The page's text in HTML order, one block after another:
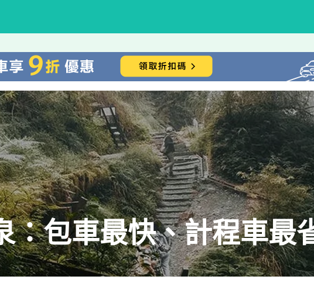
包車最快、計程車最